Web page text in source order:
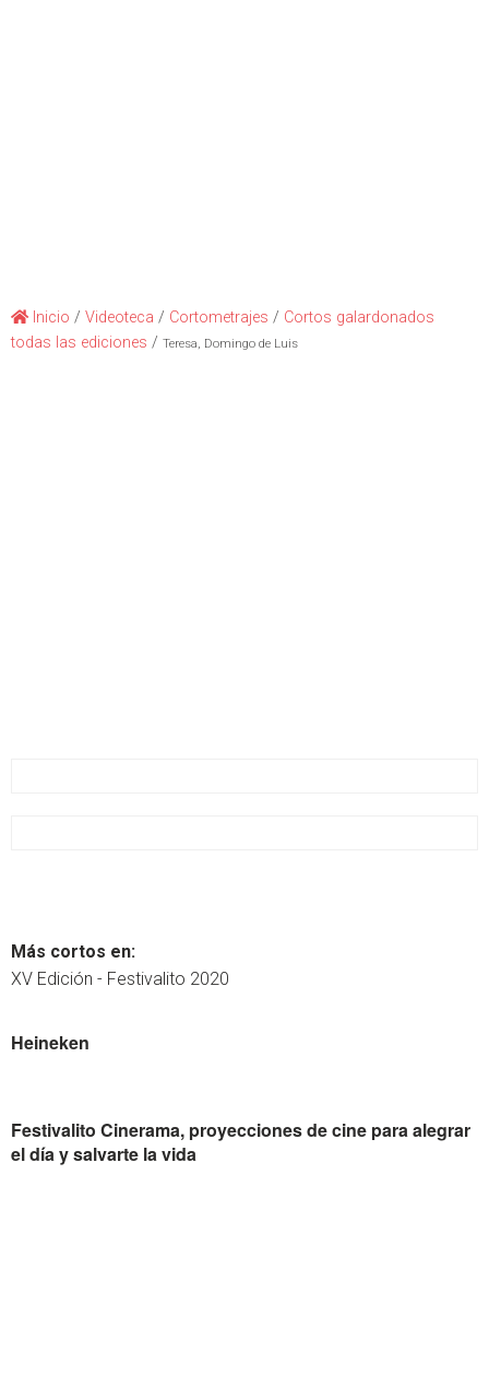
Inicio / Videoteca / Cortometrajes / Cortos galardonados
todas las ediciones / Teresa, Domingo de Luis
Más cortos en:
XV Edición - Festivalito 2020
Heineken
Festivalito Cinerama, proyecciones de cine para alegrar
el día y salvarte la vida